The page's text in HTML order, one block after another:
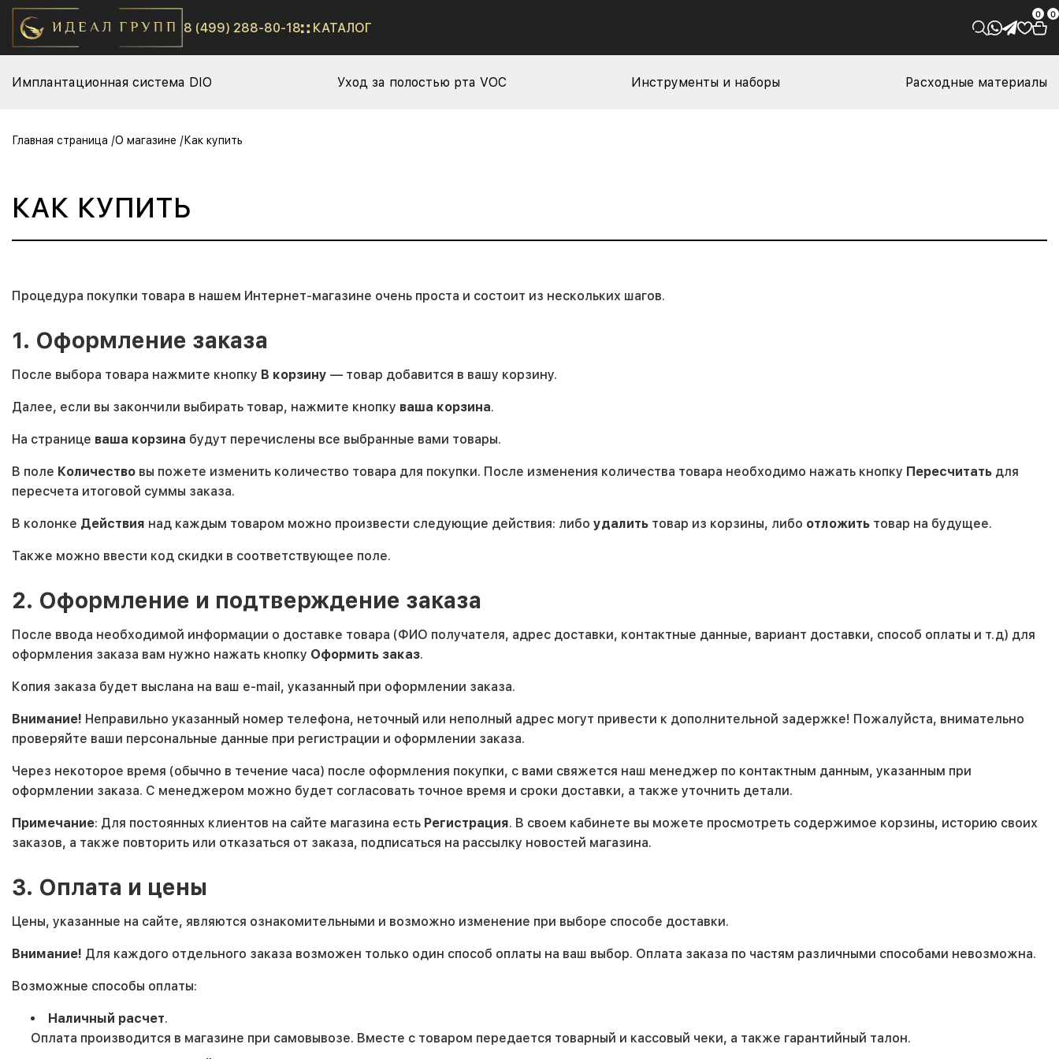
8 (499) 288-80-18 КАТАЛОГ
0 0
Имплантационная система DIO Уход за полостью рта VOC Инструменты и наборы Расходные материалы
Главная страница О магазине Как купить
КАК КУПИТЬ
Процедура покупки товара в нашем Интернет-магазине очень проста и состоит из нескольких шагов.
1. Оформление заказа
После выбора товара нажмите кнопку В корзину — товар добавится в вашу корзину.
Далее, если вы закончили выбирать товар, нажмите кнопку ваша корзина.
На странице ваша корзина будут перечислены все выбранные вами товары.
В поле Количество вы пожете изменить количество товара для покупки. После изменения количества товара необходимо нажать кнопку Пересчитать для
пересчета итоговой суммы заказа.
В колонке Действия над каждым товаром можно произвести следующие действия: либо удалить товар из корзины, либо отложить товар на будущее.
Также можно ввести код скидки в соответствующее поле.
2. Оформление и подтверждение заказа
После ввода необходимой информации о доставке товара (ФИО получателя, адрес доставки, контактные данные, вариант доставки, способ оплаты и т.д) для
оформления заказа вам нужно нажать кнопку Оформить заказ.
Копия заказа будет выслана на ваш e-mail, указанный при оформлении заказа.
Внимание! Неправильно указанный номер телефона, неточный или неполный адрес могут привести к дополнительной задержке! Пожалуйста, внимательно
проверяйте ваши персональные данные при регистрации и оформлении заказа.
Через некоторое время (обычно в течение часа) после оформления покупки, с вами свяжется наш менеджер по контактным данным, указанным при
оформлении заказа. С менеджером можно будет согласовать точное время и сроки доставки, а также уточнить детали.
Примечание: Для постоянных клиентов на сайте магазина есть Регистрация. В своем кабинете вы можете просмотреть содержимое корзины, историю своих
заказов, а также повторить или отказаться от заказа, подписаться на рассылку новостей магазина.
3. Оплата и цены
Цены, указанные на сайте, являются ознакомительными и возможно изменение при выборе способе доставки.
Внимание! Для каждого отдельного заказа возможен только один способ оплаты на ваш выбор. Оплата заказа по частям различными способами невозможна.
Возможные способы оплаты:
Наличный расчет.
Оплата производится в магазине при самовывозе. Вместе с товаром передается товарный и кассовый чеки, а также гарантийный талон.